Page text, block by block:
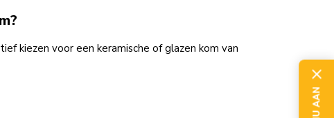
kiezen voor een keramische of glazen kom van